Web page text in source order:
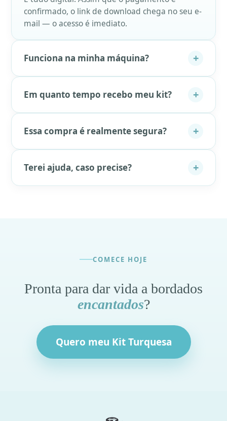
confirmado, o link de download chega no seu e-
mail — o acesso é imediato.
Funciona na minha máquina? +
Em quanto tempo recebo meu kit? +
Essa compra é realmente segura? +
Terei ajuda, caso precise? +
COMECE HOJE
Pronta para dar vida a bordados
encantados?
Quero meu Kit Turquesa